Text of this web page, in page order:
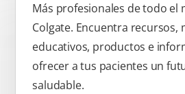
Más profesionales de todo el
Colgate. Encuentra recursos,
educativos, productos e
ofrecer a tus pacientes un
saludable.